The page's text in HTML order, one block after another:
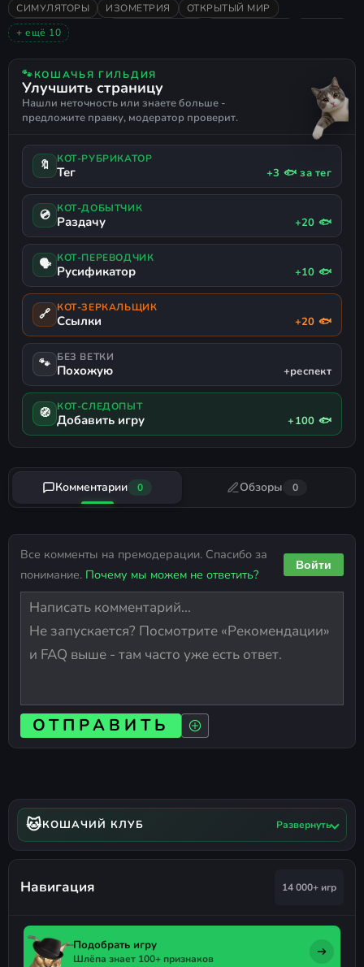
Важно!В пути к игре не должно быть
русских символов, иначе возможны
проблемы с запуском. Также
обязательно запретите игре выход в
сеть.
СИМУЛЯТОРЫ ИЗОМЕТРИЯ
ОТКРЫТЫЙ МИР
ГОЛОВОЛОМКИ
ОДИНОЧНАЯ
РАССЛАБЛЯЮЩАЯ
СТИЛИЗОВАННАЯ
ОБРАЗОВАТЕЛЬНАЯ
ПОДДЕРЖКА ГЕЙМПАДА
+ ещё 10
🐾КОШАЧЬЯ ГИЛЬДИЯ
Улучшить страницу
Нашли неточность или знаете больше -
предложите правку, модератор проверит.
🔖 КОТ-РУБРИКАТОР
Тег +3 🐟 за тег
💿 КОТ-ДОБЫТЧИК
Раздачу +20 🐟
🗣 КОТ-ПЕРЕВОДЧИК
Русификатор +10 🐟
🔗 КОТ-ЗЕРКАЛЬЩИК
Ссылки +20 🐟
🐾 БЕЗ ВЕТКИ
Похожую +респект
🧭 КОТ-СЛЕДОПЫТ
Добавить игру +100 🐟
Комментарии 0 Обзоры 0
Все комменты на премодерации. Спасибо за
понимание. Почему мы можем не ответить?
Войти
ОТПРАВИТЬ
🐱КОШАЧИЙ КЛУБ Развернуть
Навигация 14 000+ игр
Подобрать игру
Шлёпа знает 100+ признаков